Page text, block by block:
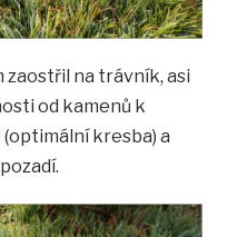
na trávník, asi
od kamenů k
kresba) a